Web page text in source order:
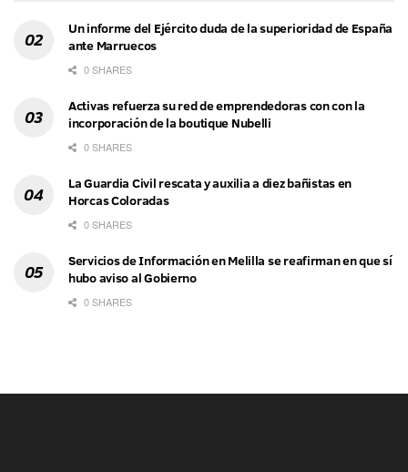
Un informe del Ejército duda de la superioridad de España
ante Marruecos
0 SHARES
Activas refuerza su red de emprendedoras con con la
incorporación de la boutique Nubelli
0 SHARES
La Guardia Civil rescata y auxilia a diez bañistas en
Horcas Coloradas
0 SHARES
Servicios de Información en Melilla se reafirman en que sí
hubo aviso al Gobierno
0 SHARES